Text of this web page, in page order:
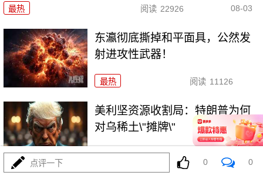
最热 阅读 22926 08-03
东瀛彻底撕掉和平面具，公然发
射进攻性武器！
最热 阅读 11126
美利坚资源收割局：特朗普为何
对乌稀土\"摊牌\"
最热
点评一下 0 0